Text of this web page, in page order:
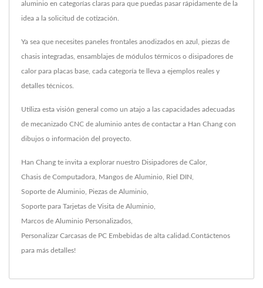
aluminio en categorías claras para que puedas pasar rápidamente de la
idea a la solicitud de cotización.
Ya sea que necesites paneles frontales anodizados en azul, piezas de
chasis integradas, ensamblajes de módulos térmicos o disipadores de
calor para placas base, cada categoría te lleva a ejemplos reales y
detalles técnicos.
Utiliza esta visión general como un atajo a las capacidades adecuadas
de mecanizado CNC de aluminio antes de contactar a Han Chang con
dibujos o información del proyecto.
Han Chang te invita a explorar nuestro Disipadores de Calor,
Chasis de Computadora Mangos de Aluminio Riel DIN
Soporte de Aluminio Piezas de Aluminio
Soporte para Tarjetas de Visita de Aluminio
Marcos de Aluminio Personalizados
Personalizar Carcasas de PC Embebidas de alta calidad. Contáctenos
para más detalles!